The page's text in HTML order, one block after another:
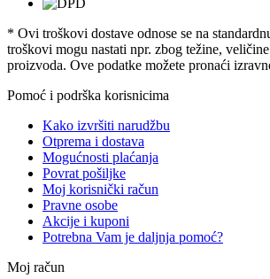
* Ovi troškovi dostave odnose se na
troškovi mogu nastati npr. zbog težine,
proizvoda. Ove podatke možete pronaći
Pomoć i podrška korisnicima
Kako izvršiti narudžbu
Otprema i dostava
Mogućnosti plaćanja
Povrat pošiljke
Moj korisnički račun
Pravne osobe
Akcije i kuponi
Potrebna Vam je daljnja pomoć?
Moj račun